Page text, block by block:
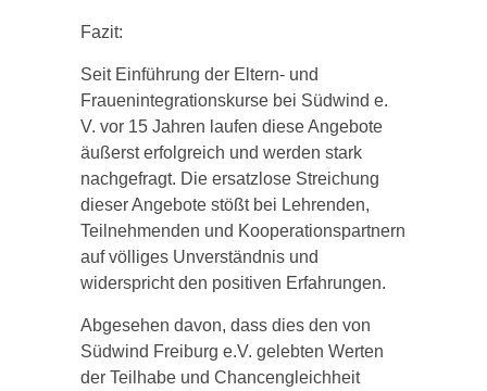
Fazit:
Seit Einführung der Eltern- und
Frauenintegrationskurse bei Südwind e.
V. vor 15 Jahren laufen diese Angebote
äußerst erfolgreich und werden stark
nachgefragt. Die ersatzlose Streichung
dieser Angebote stößt bei Lehrenden,
Teilnehmenden und Kooperationspartnern
auf völliges Unverständnis und
widerspricht den positiven Erfahrungen.
Abgesehen davon, dass dies den von
Südwind Freiburg e.V. gelebten Werten
der Teilhabe und Chancengleichheit